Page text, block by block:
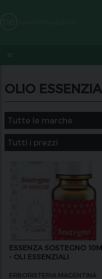
OLIO
ESSENZA SOSTEGNO
- OLI ESSENZIALI
ERBORISTERIA MAGENTINA